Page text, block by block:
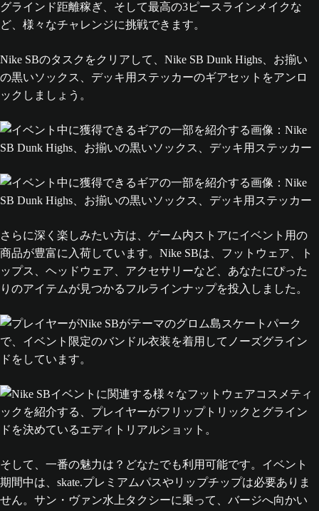
グラインド距離稼ぎ、そして最高の3ピースラインメイクな
ど、様々なチャレンジに挑戦できます。
Nike SBのタスクをクリアして、Nike SB Dunk Highs、お揃い
の黒いソックス、デッキ用ステッカーのギアセットをアンロ
ックしましょう。
さらに深く楽しみたい方は、ゲーム内ストアにイベント用の
商品が豊富に入荷しています。Nike SBは、フットウェア、ト
ップス、ヘッドウェア、アクセサリーなど、あなたにぴった
りのアイテムが見つかるフルラインナップを投入しました。
そして、一番の魅力は？どなたでも利用可能です。イベント
期間中は、skate.プレミアムパスやリップチップは必要ありま
せん。サン・ヴァン水上タクシーに乗って、バージへ向かい